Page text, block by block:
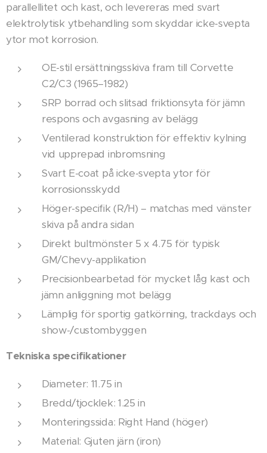
parallellitet och kast, och levereras med svart
elektrolytisk ytbehandling som skyddar icke-svepta
ytor mot korrosion.
OE-stil ersättningsskiva fram till Corvette
C2/C3 (1965–1982)
SRP borrad och slitsad friktionsyta för jämn
respons och avgasning av belägg
Ventilerad konstruktion för effektiv kylning
vid upprepad inbromsning
Svart E-coat på icke-svepta ytor för
korrosionsskydd
Höger-specifik (R/H) – matchas med vänster
skiva på andra sidan
Direkt bultmönster 5 x 4.75 för typisk
GM/Chevy-applikation
Precisionbearbetad för mycket låg kast och
jämn anliggning mot belägg
Lämplig för sportig gatkörning, trackdays och
show-/custombyggen
Tekniska specifikationer
Diameter: 11.75 in
Bredd/tjocklek: 1.25 in
Monteringssida: Right Hand (höger)
Material: Gjuten järn (iron)